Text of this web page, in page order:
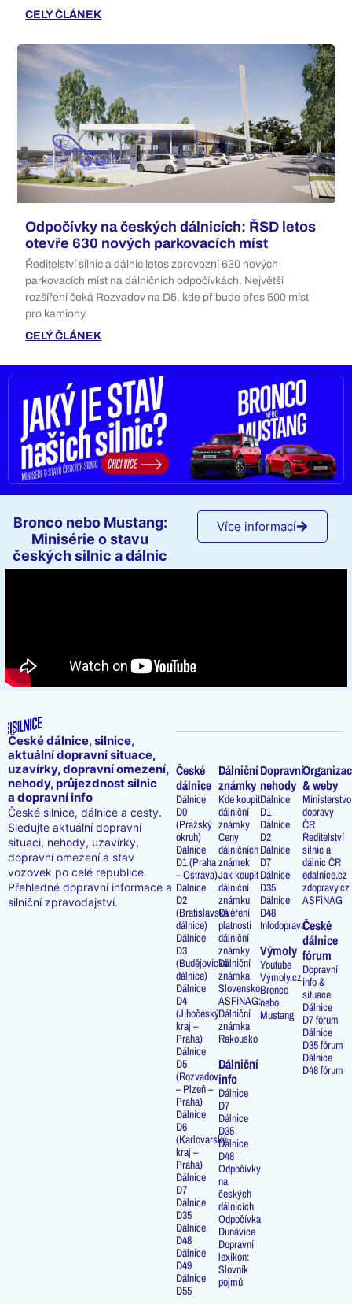
CELÝ ČLÁNEK
Odpočívky na českých dálnicích: ŘSD letos
otevře 630 nových parkovacích míst
Ředitelství silnic a dálnic letos zprovozní 630 nových
parkovacích míst na dálničních odpočívkách. Největší
rozšíření čeká Rozvadov na D5, kde přibude přes 500 míst
pro kamiony.
CELÝ ČLÁNEK
Bronco nebo Mustang:
Minisérie o stavu
českých silnic a dálnic
Více informací
České dálnice, silnice,
aktuální dopravní situace,
uzavírky, dopravní omezení,
nehody, průjezdnost silnic
a dopravní info
České silnice, dálnice a cesty.
Sledujte aktuální dopravní
situaci, nehody, uzavírky,
dopravní omezení a stav
vozovek po celé republice.
Přehledné dopravní informace a
silniční zpravodajství.
České
dálnice
Dálnice
D0
(Pražský
okruh)
Dálnice
D1 (Praha
– Ostrava)
Dálnice
D2
(Bratislavská
dálnice)
Dálnice
D3
(Budějovická
dálnice)
Dálnice
D4
(Jihočeský
kraj –
Praha)
Dálnice
D5
(Rozvadov
– Plzeň –
Praha)
Dálnice
D6
(Karlovarský
kraj –
Praha)
Dálnice
D7
Dálnice
D35
Dálnice
D48
Dálnice
D49
Dálnice
D55
Dálniční
známky
Kde koupit
dálniční
známky
Ceny
dálničních
známek
Jak koupit
dálniční
známku
Ověření
platnosti
dálniční
známky
Dálniční
známka
Slovensko
ASFiNAG:
Dálniční
známka
Rakousko
Dálniční
info
Dálnice
D7
Dálnice
D35
Dálnice
D48
Odpočívky
na
českých
dálnicích
Odpočívka
Dunávice
Dopravní
lexikon:
Slovník
pojmů
Dopravní
nehody
Dálnice
D1
Dálnice
D2
Dálnice
D7
Dálnice
D35
Dálnice
D48
Infodoprava
Výmoly
Youtube
Výmoly.cz
Bronco
nebo
Mustang
& weby
Ministerstvo
dopravy
ČR
Ředitelství
silnic a
dálnic ČR
edalnice.cz
zdopravy.cz
ASFiNAG
České
dálnice
fórum
Dopravní
info &
situace
Dálnice
D7 fórum
Dálnice
D35 fórum
Dálnice
D48 fórum